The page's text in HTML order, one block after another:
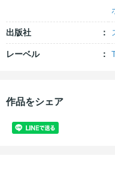
出版社
レーベル
作品をシェア